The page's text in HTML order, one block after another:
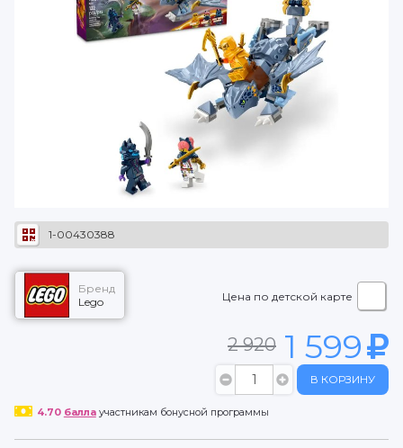
1-00430388
Бренд
Lego
Цена по детской карте
2 920 1 599
В КОРЗИНУ
4.70 баллаучастникам бонусной программы